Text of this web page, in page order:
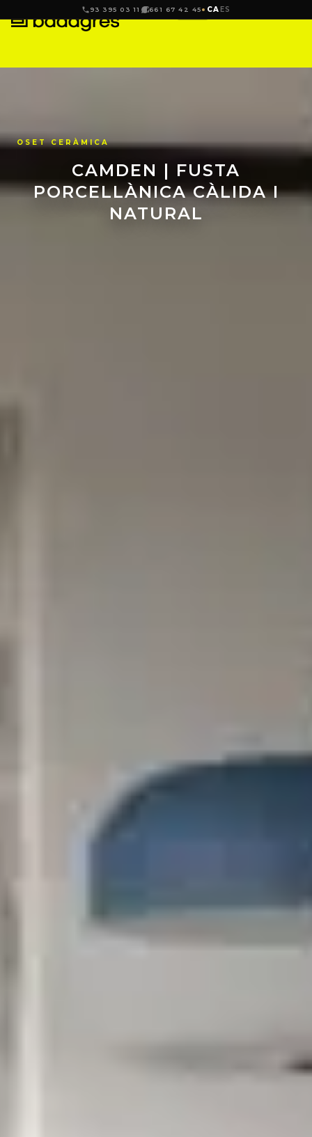
93 395 03 11 661 67 42 45 CA ES
CAMDEN | FUSTA
PORCELLÀNICA CÀLIDA I
NATURAL
OSET CERÀMICA